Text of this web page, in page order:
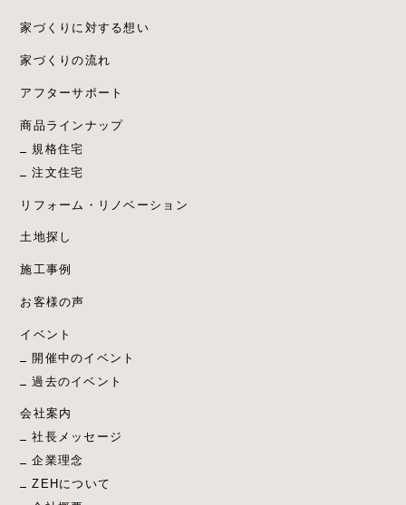
家づくりに対する想い
家づくりの流れ
アフターサポート
商品ラインナップ
規格住宅
注文住宅
リフォーム・リノベーション
土地探し
施工事例
お客様の声
イベント
開催中のイベント
過去のイベント
会社案内
社長メッセージ
企業理念
ZEHについて